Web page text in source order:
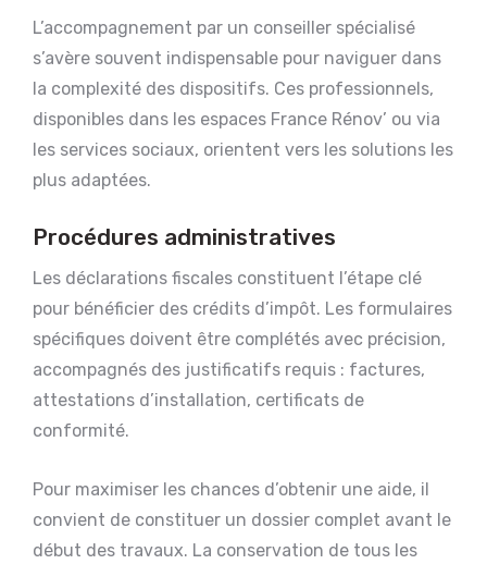
L’accompagnement par un conseiller spécialisé
s’avère souvent indispensable pour naviguer dans
la complexité des dispositifs. Ces professionnels,
disponibles dans les espaces France Rénov’ ou via
les services sociaux, orientent vers les solutions les
plus adaptées.
Procédures administratives
Les déclarations fiscales constituent l’étape clé
pour bénéficier des crédits d’impôt. Les formulaires
spécifiques doivent être complétés avec précision,
accompagnés des justificatifs requis : factures,
attestations d’installation, certificats de
conformité.
Pour maximiser les chances d’obtenir une aide, il
convient de constituer un dossier complet avant le
début des travaux. La conservation de tous les